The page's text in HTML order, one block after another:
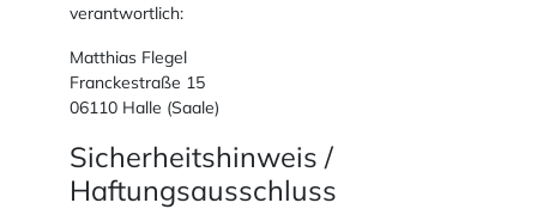
verantwortlich:
Matthias Flegel
Franckestraße 15
06110 Halle (Saale)
Sicherheitshinweis /
Haftungsausschluss